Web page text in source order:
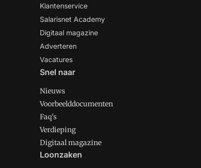
Klantenservice
Salarisnet Academy
Digitaal magazine
Adverteren
Vacatures
Snel naar
Nieuws
Voorbeelddocumenten
Faq's
Verdieping
Digitaal magazine
Loonzaken